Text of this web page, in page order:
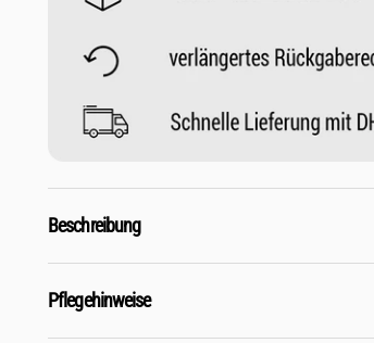
Beschreibung
Pflegehinweise